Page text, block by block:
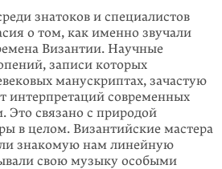
знатоков и специалистов
о том, как именно звучали
Византии. Научные
записи которых
манускриптах, зачастую
интерпретаций современных
Это связано с природой
в целом. Византийские мастера
знакомую нам линейную
свою музыку особыми